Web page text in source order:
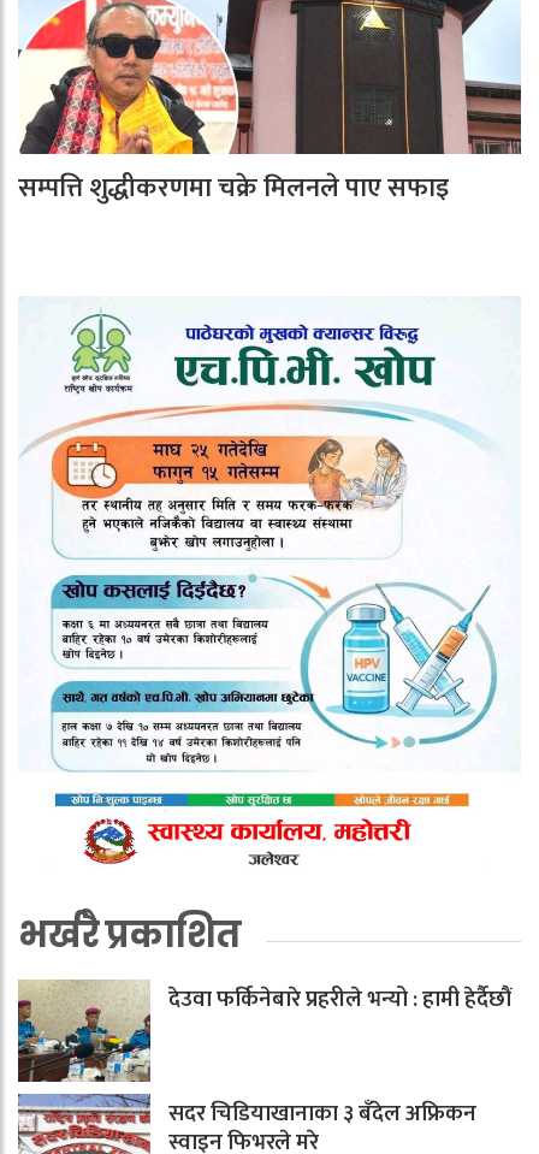
सम्पत्ति शुद्धीकरणमा चक्रे मिलनले पाए सफाइ
भर्खरै प्रकाशित
देउवा फर्किनेबारे प्रहरीले भन्यो : हामी हेर्दैछौं
सदर चिडियाखानाका ३ बँदेल अफ्रिकन
स्वाइन फिभरले मरे